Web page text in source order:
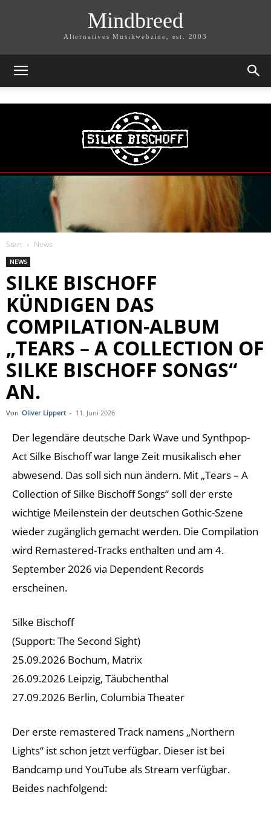
Mindbreed
Alternatives Musikwebzine, est. 2003
Start News
NEWS
SILKE BISCHOFF
KÜNDIGEN DAS
COMPILATION-ALBUM
„TEARS – A COLLECTION OF
SILKE BISCHOFF SONGS“
AN.
Von Oliver Lippert - 11. Juni 2026
Der legendäre deutsche Dark Wave und Synthpop-
Act Silke Bischoff war lange Zeit musikalisch eher
abwesend. Das soll sich nun ändern. Mit „Tears – A
Collection of Silke Bischoff Songs“ soll der erste
wichtige Meilenstein der deutschen Gothic-Szene
wieder zugänglich gemacht werden. Die Compilation
wird Remastered-Tracks enthalten und am 4.
September 2026 via Dependent Records
erscheinen.
Silke Bischoff
(Support: The Second Sight)
25.09.2026 Bochum, Matrix
26.09.2026 Leipzig, Täubchenthal
27.09.2026 Berlin, Columbia Theater
Der erste remastered Track namens „Northern
Lights“ ist schon jetzt verfügbar. Dieser ist bei
Bandcamp und YouTube als Stream verfügbar.
Beides nachfolgend: